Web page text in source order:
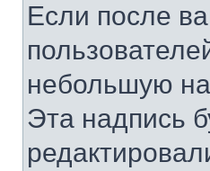
Если после
небольшую
Эта надпись